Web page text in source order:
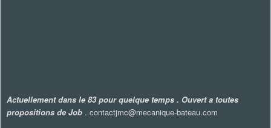
Actuellement dans le 83 pour quelque temps . Ouvert a toutes
propositions de Job . contactjmc@mecanique-bateau.com